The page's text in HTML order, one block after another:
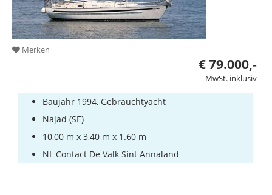
Merken
€ 79.000,-
MwSt. inklusiv
Baujahr 1994, Gebrauchtyacht
Najad (SE)
10,00 m x 3,40 m x 1.60 m
NL Contact De Valk Sint Annaland